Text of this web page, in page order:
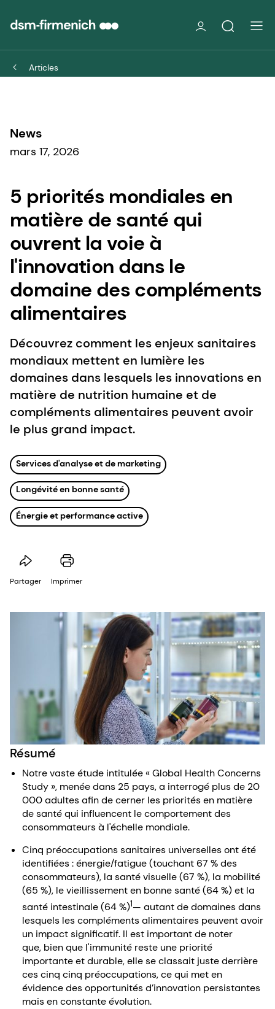
Articles
News
mars 17, 2026
5 priorités mondiales en
matière de santé qui
ouvrent la voie à
l'innovation dans le
domaine des compléments
alimentaires
Découvrez comment les enjeux sanitaires
mondiaux mettent en lumière les
domaines dans lesquels les innovations en
matière de nutrition humaine et de
compléments alimentaires peuvent avoir
le plus grand impact.
Services d'analyse et de marketing
Longévité en bonne santé
Énergie et performance active
Partager Imprimer
Résumé
Notre vaste étude intitulée « Global Health Concerns
Study », menée dans 25 pays, a interrogé plus de 20
000 adultes afin de cerner les priorités en matière
de santé qui influencent le comportement des
consommateurs à l'échelle mondiale.
Cinq préoccupations sanitaires universelles ont été
identifiées : énergie/fatigue (touchant 67 % des
consommateurs), la santé visuelle (67 %), la mobilité
(65 %), le vieillissement en bonne santé (64 %) et la
santé intestinale (64 %)1— autant de domaines dans
lesquels les compléments alimentaires peuvent avoir
un impact significatif. Il est important de noter
que, bien que l'immunité reste une priorité
importante et durable, elle se classait juste derrière
ces cinq cinq préoccupations, ce qui met en
évidence des opportunités d’innovation persistantes
mais en constante évolution.